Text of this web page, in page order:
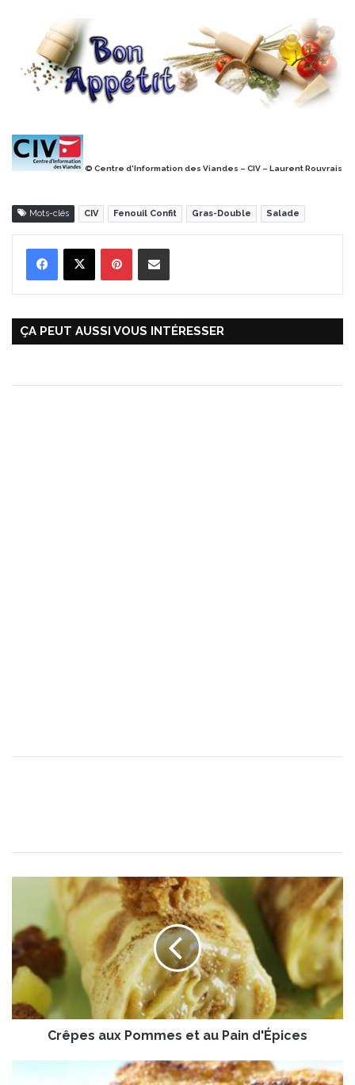
© Centre d'Information des Viandes – CIV – Laurent Rouvrais
Mots-clés CIV Fenouil Confit Gras-Double Salade
ÇA PEUT AUSSI VOUS INTÉRESSER
p
e
s
a
u
x
Crêpes aux Pommes et au Pain d'Épices